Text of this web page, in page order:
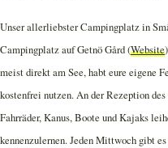
Unser allerliebster Campingplatz in
Campingplatz auf Getnö Gård (Website
meist direkt am See, habt eure eigene
kostenfrei nutzen. An der Rezeption
Fahrräder, Kanus, Boote und Kajaks
kennenzulernen. Jeden Mittwoch gibt